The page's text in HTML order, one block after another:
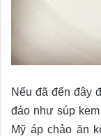
Nếu đã đến đây
đáo như súp
Mỹ áp chảo ăn